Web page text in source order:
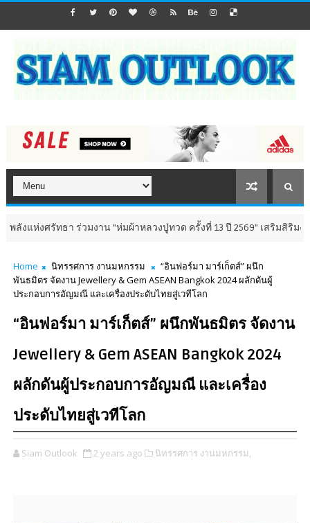
วมงาน "ห่มผ้าหลวงปู่ทวด ครั้งที่ 13 ปี 2569" เสริมสิริมงคล เติมพลังใจ
Home นิทรรศการ งานมหกรรม
“อินฟอร์มา มาร์เก็ตส์” ผนึก
พันธมิตร จัดงาน Jewellery & Gem ASEAN Bangkok 2024 ผลักดันผู้
ประกอบการอัญมณี และเครื่องประดับไทยสู่เวทีโลก
“อินฟอร์มา มาร์เก็ตส์” ผนึกพันธมิตร จัดงาน
Jewellery & Gem ASEAN Bangkok 2024
ผลักดันผู้ประกอบการอัญมณี และเครื่อง
ประดับไทยสู่เวทีโลก
Siam Outlook 2 years ago นิทรรศการ งานมหกรรม,